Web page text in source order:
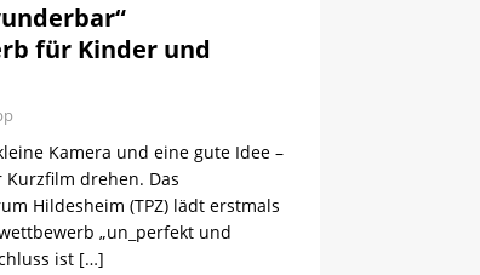
für Kinder und
Kamera und eine gute Idee –
drehen. Das
Hildesheim (TPZ) lädt erstmals
„un_perfekt und
ist […]